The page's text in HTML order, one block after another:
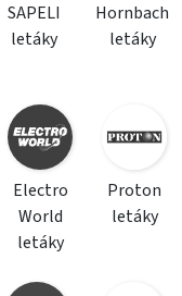
SAPELI
letáky
Hornbach
letáky
Electro
World
letáky
Proton
letáky